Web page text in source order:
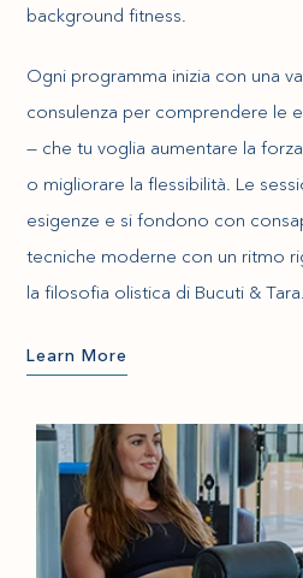
background fitness.
Ogni programma inizia con una
consulenza per comprendere le
— che tu voglia aumentare la
o migliorare la flessibilità. Le
esigenze e si fondono con
tecniche moderne con un ritmo
la filosofia olistica di Bucuti & Tara.
Learn More